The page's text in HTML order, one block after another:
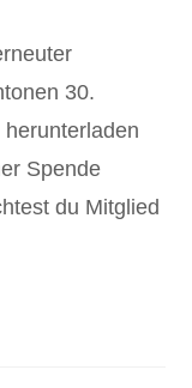
30.
Spende
du Mitglied